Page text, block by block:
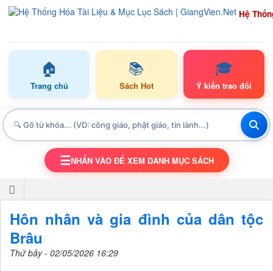
Hệ
🏠
Trang chủ
📚
Sách Hot
🎓
Ý kiến trao đổi
TOGGLE NAVIGATION
☰NHẤN VÀO ĐỂ XEM DANH MỤC SÁCH
Hôn nhân và gia đình của dân tộc
Brâu
Thứ bảy - 02/05/2026 16:29